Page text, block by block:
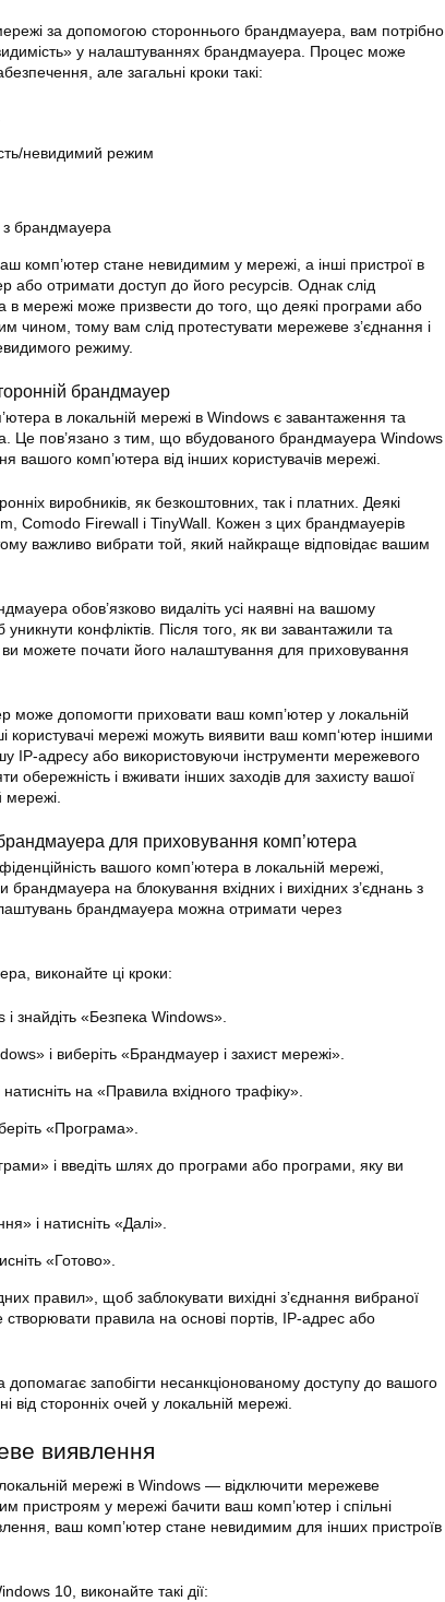
за допомогою стороннього брандмауера, вам потрібно
у налаштуваннях брандмауера. Процес може
але загальні кроки такі:
невидимий режим
з брандмауера
комп’ютер стане невидимим у мережі, а інші пристрої в
або отримати доступ до його ресурсів. Однак слід
в мережі може призвести до того, що деякі програми або
чином, тому вам слід протестувати мережеве з’єднання і
режиму.
брандмауер
в локальній мережі в Windows є завантаження та
Це пов’язано з тим, що вбудованого брандмауера Windows
вашого комп’ютера від інших користувачів мережі
виробників, як безкоштовних, так і платних. Деякі
Comodo Firewall і TinyWall. Кожен з цих брандмауерів
тому важливо вибрати той, який найкраще відповідає вашим
обов’язково видаліть усі наявні на вашому
конфліктів. Після того, як ви завантажили та
можете почати його налаштування для приховування
може допомогти приховати ваш комп’ютер у локальній
користувачі мережі можуть виявити ваш комп‘ютер іншими
IP-адресу або використовуючи інструменти мережевого
обережність і вживати інших заходів для захисту вашої
мережі.
для приховування комп’ютера
вашого комп’ютера в локальній мережі,
на блокування вхідних і вихідних з’єднань з
брандмауера можна отримати через
виконайте ці кроки:
знайдіть «Безпека Windows».
і виберіть «Брандмауер і захист мережі».
на «Правила вхідного трафіку».
«Програма».
і введіть шлях до програми або програми, яку ви
і натисніть «Далі».
«Готово».
правил», щоб заблокувати вихідні з’єднання вибраної
правила на основі портів, IP-адрес або
запобігти несанкціонованому доступу до вашого
від сторонніх очей у локальній мережі.
виявлення
мережі в Windows — відключити мережеве
пристроям у мережі бачити ваш комп’ютер і спільні
ваш комп’ютер стане невидимим для інших пристроїв
10, виконайте такі дії: